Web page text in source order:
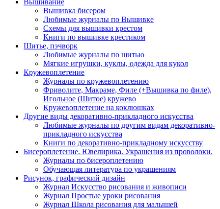
Вышивание
Вышивка бисером
Любимые журналы по Вышивке
Схемы для вышивки крестом
Книги по вышивке крестиком
Шитье, пэчворк
Любимые журналы по шитью
Мягкие игрушки, куклы, одежда для кукол
Кружевоплетение
Журналы по кружевоплетению
Фриволите, Макраме, Филе (+Вышивка по филе),
Игольное (Шитое) кружево
Кружевоплетение на коклюшках
Другие виды декоративно-прикладного искусства
Любимые журналы по другим видам декоративно-
прикладного искусства
Книги по декоративно-прикладному искусству
Бисероплетение. Ювелирика. Украшения из проволоки.
Журналы по бисероплетению
Обучающая литература по украшениям
Рисунок, графический дизайн
Журнал Искусство рисования и живописи
Журнал Простые уроки рисования
Журнал Школа рисования для малышей